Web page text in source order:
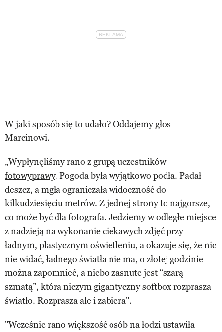
W jaki sposób się to udało? Oddajemy głos
Marcinowi.
„Wypłynęliśmy rano z grupą uczestników
fotowyprawy. Pogoda była wyjątkowo podła. Padał
deszcz, a mgła ograniczała widoczność do
kilkudziesięciu metrów. Z jednej strony to najgorsze,
co może być dla fotografa. Jedziemy w odległe miejsce
z nadzieją na wykonanie ciekawych zdjęć przy
ładnym, plastycznym oświetleniu, a okazuje się, że nic
nie widać, ładnego światła nie ma, o złotej godzinie
można zapomnieć, a niebo zasnute jest “szarą
szmatą”, która niczym gigantyczny softbox rozprasza
światło. Rozprasza ale i zabiera".
"Wcześnie rano większość osób na łodzi ustawiła